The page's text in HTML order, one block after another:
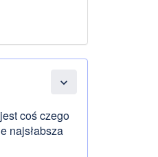
expand_more
coś czego
najsłabsza